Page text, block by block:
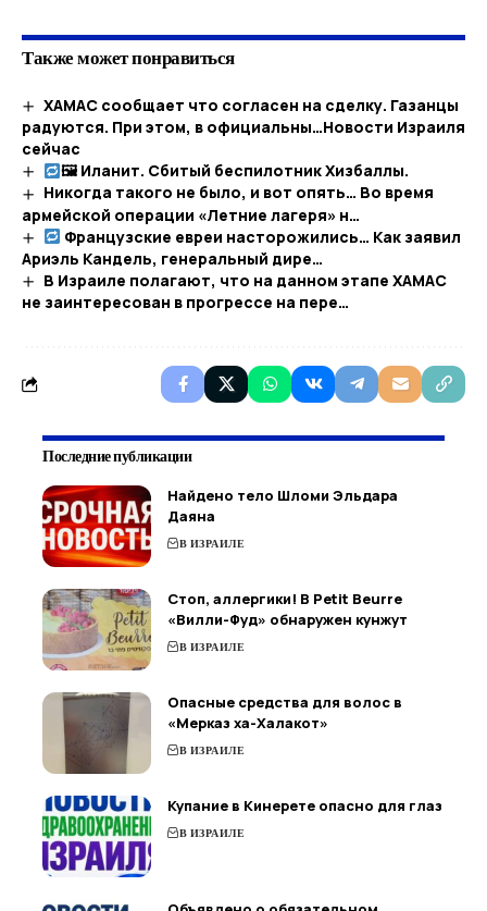
Также может понравиться
ХАМАС сообщает что согласен на сделку. Газанцы
радуются. При этом, в официальны…​Новости Израиля
сейчас
🖼 Иланит. Сбитый беспилотник Хизбаллы.
Никогда такого не было, и вот опять… Во время
армейской операции «Летние лагеря» н…
Французские евреи насторожились… Как заявил
Ариэль Кандель, генеральный дире…
В Израиле полагают, что на данном этапе ХАМАС
не заинтересован в прогрессе на пере…
Последние публикации
Найдено тело Шломи Эльдара
Даяна
В ИЗРАИЛЕ
Стоп, аллергики! В Petit Beurre
«Вилли-Фуд» обнаружен кунжут
В ИЗРАИЛЕ
Опасные средства для волос в
«Мерказ ха-Халакот»
В ИЗРАИЛЕ
Купание в Кинерете опасно для глаз
В ИЗРАИЛЕ